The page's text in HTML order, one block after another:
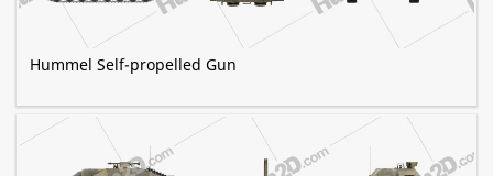
Hummel Self-propelled Gun